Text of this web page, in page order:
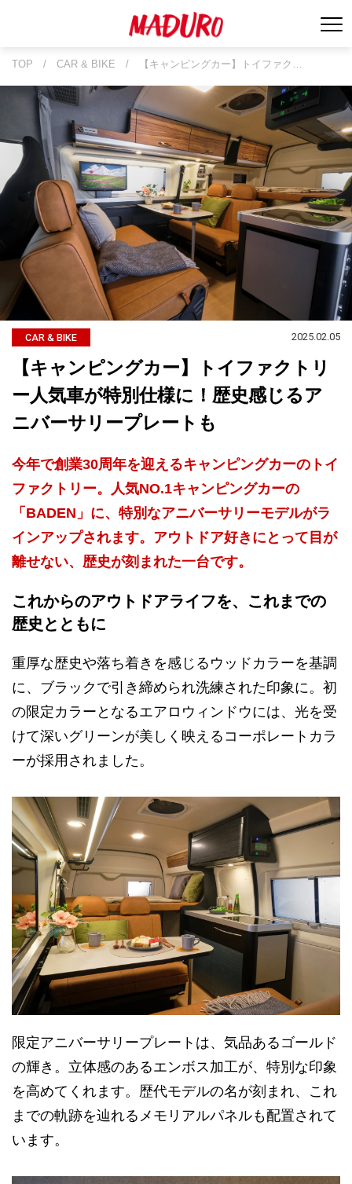
TOP / CAR & BIKE / 【キャンピングカー】トイファク…
CAR & BIKE 2025.02.05
【キャンピングカー】トイファクトリ
ー人気車が特別仕様に！歴史感じるア
ニバーサリープレートも
今年で創業30周年を迎えるキャンピングカーのトイ
ファクトリー。人気NO.1キャンピングカーの
「BADEN」に、特別なアニバーサリーモデルがラ
インアップされます。アウトドア好きにとって目が
離せない、歴史が刻まれた一台です。
これからのアウトドアライフを、これまでの
歴史とともに
重厚な歴史や落ち着きを感じるウッドカラーを基調
に、ブラックで引き締められ洗練された印象に。初
の限定カラーとなるエアロウィンドウには、光を受
けて深いグリーンが美しく映えるコーポレートカラ
ーが採用されました。
限定アニバーサリープレートは、気品あるゴールド
の輝き。立体感のあるエンボス加工が、特別な印象
を高めてくれます。歴代モデルの名が刻まれ、これ
までの軌跡を辿れるメモリアルパネルも配置されて
います。